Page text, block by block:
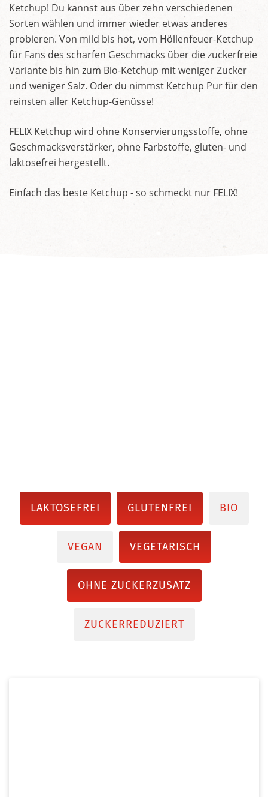
Ketchup! Du kannst aus über zehn verschiedenen
Sorten wählen und immer wieder etwas anderes
probieren. Von mild bis hot, vom Höllenfeuer-Ketchup
für Fans des scharfen Geschmacks über die zuckerfreie
Variante bis hin zum Bio-Ketchup mit weniger Zucker
und weniger Salz. Oder du nimmst Ketchup Pur für den
reinsten aller Ketchup-Genüsse!
FELIX Ketchup wird ohne Konservierungsstoffe, ohne
Geschmacksverstärker, ohne Farbstoffe, gluten- und
laktosefrei hergestellt.
Einfach das beste Ketchup - so schmeckt nur FELIX!
LAKTOSEFREI GLUTENFREI BIO
VEGAN VEGETARISCH
OHNE ZUCKERZUSATZ
ZUCKERREDUZIERT